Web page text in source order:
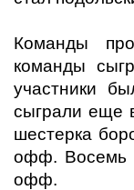
Команды
команды
участники
сыграли еще
шестерка
офф. Восемь
офф.